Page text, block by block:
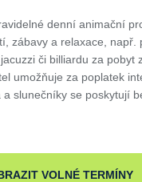
denní animační
zábavy a relaxace,
či billiardu za
umožňuje za poplatek
slunečníky se poskytují
VOLNÉ TERMÍNY